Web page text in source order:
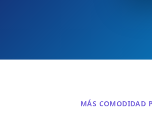
MÁS COMODIDAD